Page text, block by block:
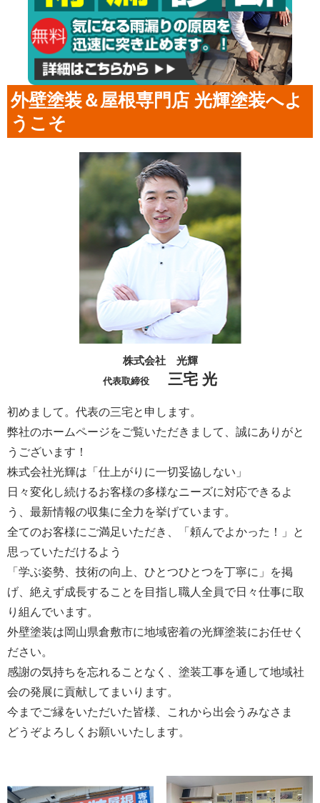
外壁塗装＆屋根専門店 光輝塗装へよ
うこそ
株式会社 光輝
代表取締役 三宅 光
初めまして。代表の三宅と申します。
弊社のホームページをご覧いただきまして、誠にありがと
うございます！
株式会社光輝は「仕上がりに一切妥協しない」
日々変化し続けるお客様の多様なニーズに対応できるよ
う、最新情報の収集に全力を挙げています。
全てのお客様にご満足いただき、「頼んでよかった！」と
思っていただけるよう
「学ぶ姿勢、技術の向上、ひとつひとつを丁寧に」を掲
げ、絶えず成長することを目指し職人全員で日々仕事に取
り組んでいます。
外壁塗装は岡山県倉敷市に地域密着の光輝塗装にお任せく
ださい。
感謝の気持ちを忘れることなく、塗装工事を通して地域社
会の発展に貢献してまいります。
今までご縁をいただいた皆様、これから出会うみなさま
どうぞよろしくお願いいたします。